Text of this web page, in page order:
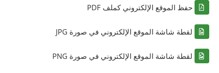
حفظ الموقع الإلكتروني كملف PDF
لقطة شاشة الموقع الإلكتروني في صورة JPG
لقطة شاشة الموقع الإلكتروني في صورة PNG